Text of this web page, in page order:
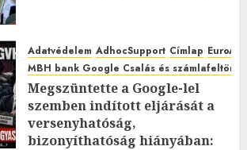
Adatvédelem AdhocSupport Címlap
MBH bank Google Csalás és
Megszüntette a Google-lel
szemben indított eljárását a
versenyhatóság,
bizonyíthatóság hiányában: